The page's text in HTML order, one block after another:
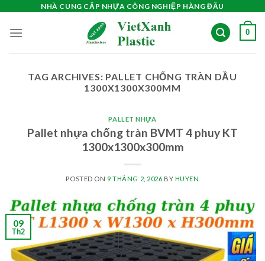
content
NHÀ CUNG CẤP NHỰA CÔNG NGHIỆP HÀNG ĐẦU
0
TAG ARCHIVES: PALLET CHỐNG TRÀN DẦU
1300X1300X300MM
PALLET NHỰA
Pallet nhựa chống tràn BVMT 4 phuy KT
1300x1300x300mm
POSTED ON 9 THÁNG 2, 2026 BY HUYEN
09
Th2